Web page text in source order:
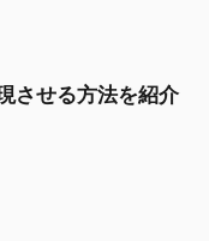
させる方法を紹介